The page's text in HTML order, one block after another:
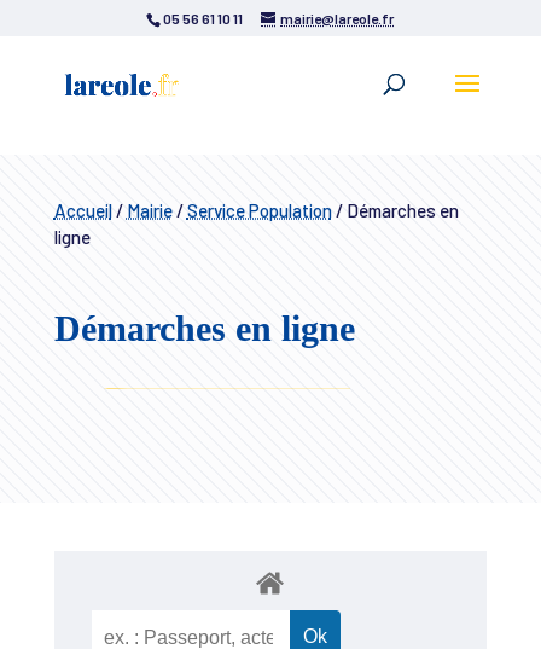
05 56 61 10 11 mairie@lareole.fr
Accueil/ Mairie/Service Population/Démarches en
ligne
Démarches en ligne